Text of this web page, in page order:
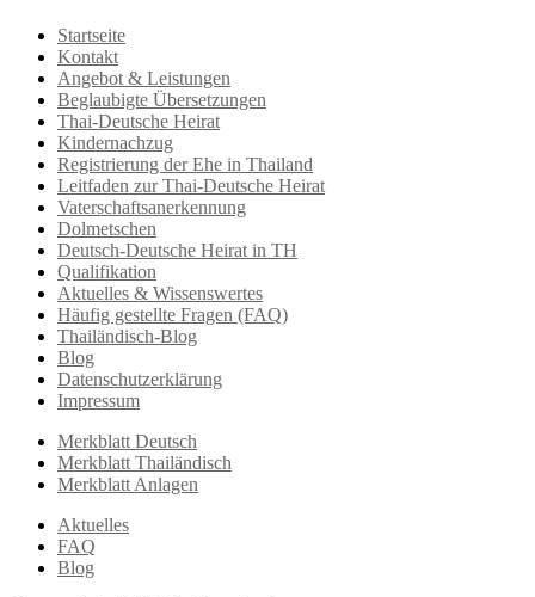
Startseite
Kontakt
Angebot & Leistungen
Beglaubigte Übersetzungen
Thai-Deutsche Heirat
Kindernachzug
Registrierung der Ehe in Thailand
Leitfaden zur Thai-Deutsche Heirat
Vaterschaftsanerkennung
Dolmetschen
Deutsch-Deutsche Heirat in TH
Qualifikation
Aktuelles & Wissenswertes
Häufig gestellte Fragen (FAQ)
Thailändisch-Blog
Blog
Datenschutzerklärung
Impressum
Merkblatt Deutsch
Merkblatt Thailändisch
Merkblatt Anlagen
Aktuelles
FAQ
Blog